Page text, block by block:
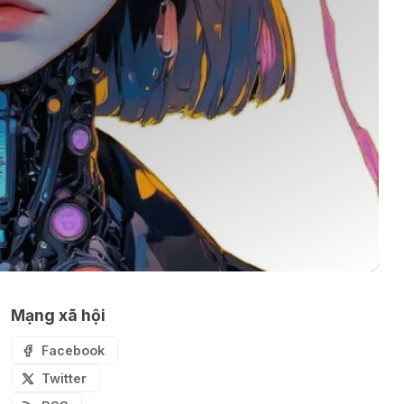
ℹ️ Napkin AI - Biến văn bản thành
infographic
🎗️ Logomaster.ai: Thiết kế logo
chuyên nghiệp trong 5 phút
🔖 Elicit AI - Tăng tốc độ nghiên
cứu bài báo
ảnh sản phẩm chuyên nghiệp
Mạng xã hội
Facebook
Twitter